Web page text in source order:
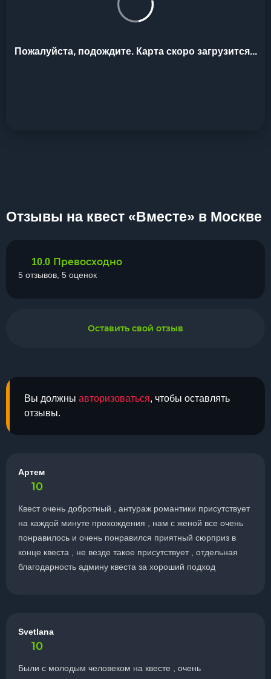
Пожалуйста, подождите. Карта скоро загрузится...
Отзывы на квест «Вместе» в Москве
Вы должны авторизоваться, чтобы оставлять
отзывы.
Артем
10
Квест очень добротный , антураж романтики присутствует
на каждой минуте прохождения , нам с женой все очень
понравилось и очень понравился приятный сюрприз в
конце квеста , не везде такое присутствует , отдельная
благодарность админу квеста за хороший подход
Svetlana
10
Были с молодым человеком на квесте , очень
10.0 Превосходно
5 отзывов, 5 оценок
Оставить свой отзыв